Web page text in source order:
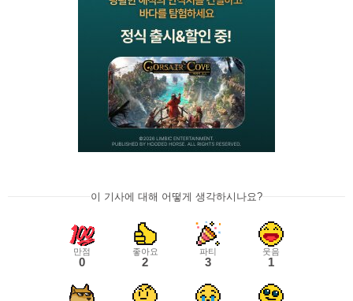
이 기사에 대해 어떻게 생각하시나요?
만점
0
좋아요
2
파티
3
웃음
1